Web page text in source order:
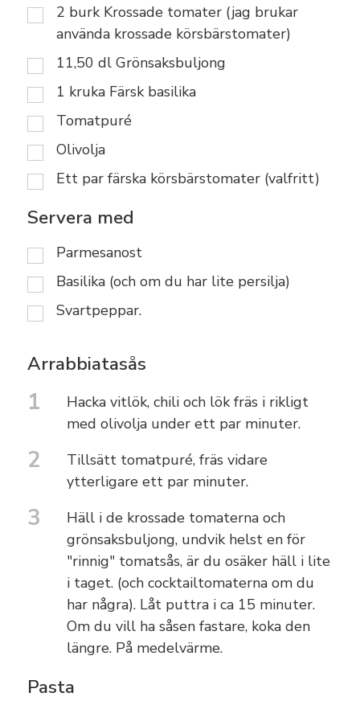
2 burk Krossade tomater (jag brukar
använda krossade körsbärstomater)
11,50 dl Grönsaksbuljong
1 kruka Färsk basilika
Tomatpuré
Olivolja
Ett par färska körsbärstomater (valfritt)
Servera med
Parmesanost
Basilika (och om du har lite persilja)
Svartpeppar.
Arrabbiatasås
1
Hacka vitlök, chili och lök fräs i rikligt
med olivolja under ett par minuter.
2
Tillsätt tomatpuré, fräs vidare
ytterligare ett par minuter.
3
Häll i de krossade tomaterna och
grönsaksbuljong, undvik helst en för
"rinnig" tomatsås, är du osäker häll i lite
i taget. (och cocktailtomaterna om du
har några). Låt puttra i ca 15 minuter.
Om du vill ha såsen fastare, koka den
längre. På medelvärme.
Pasta